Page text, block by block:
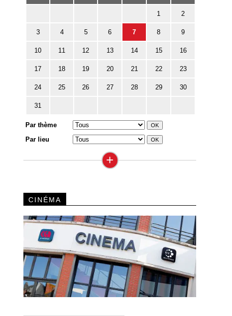
1 2
3 4 5 6 7 8 9
10 11 12 13 14 15 16
17 18 19 20 21 22 23
24 25 26 27 28 29 30
31
Par thème
Par lieu
+
CINÉMA